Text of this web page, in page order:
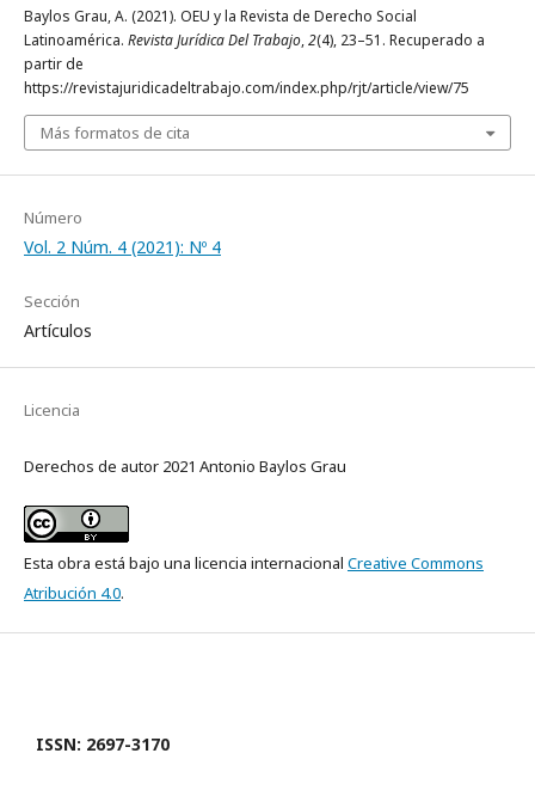
Baylos Grau, A. (2021). OEU y la Revista de Derecho Social
Latinoamérica. Revista Jurídica Del Trabajo,2(4), 23–51. Recuperado a
partir de
https://revistajuridicadeltrabajo.com/index.php/rjt/article/view/75
Más formatos de cita
Número
Vol. 2 Núm. 4 (2021): Nº 4
Sección
Artículos
Licencia
Derechos de autor 2021 Antonio Baylos Grau
Esta obra está bajo una licencia internacional Creative Commons
Atribución 4.0.
ISSN: 2697-3170